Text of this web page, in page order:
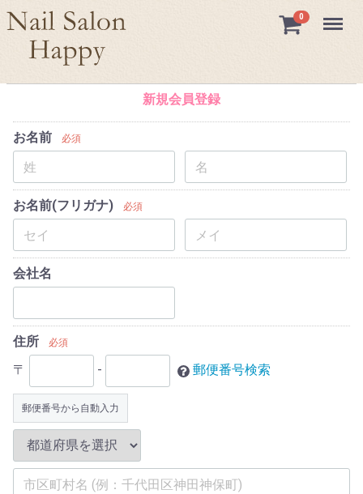
0 Menu
新規会員登録
お名前 必須
お名前(フリガナ) 必須
会社名
住所 必須
〒 - 郵便番号検索
郵便番号から自動入力